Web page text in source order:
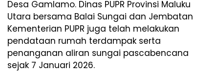
Desa Gamlamo. Dinas PUPR Provinsi Maluku
Utara bersama Balai Sungai dan Jembatan
Kementerian PUPR juga telah melakukan
pendataan rumah terdampak serta
penanganan aliran sungai pascabencana
sejak 7 Januari 2026.